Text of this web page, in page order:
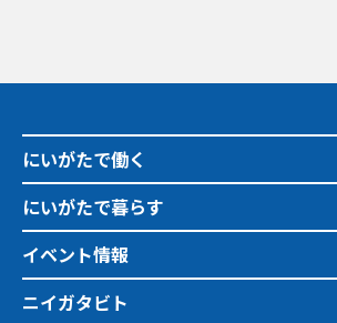
にいがたで働く
にいがたで暮らす
イベント情報
ニイガタビト